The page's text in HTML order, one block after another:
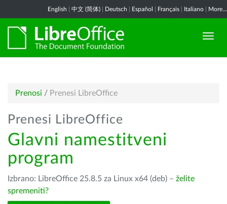
English 中文 (简体) Deutsch Español Français Italiano More...
Prenosi / Prenesi LibreOffice
Prenesi LibreOffice
Glavni namestitveni
program
Izbrano: LibreOffice 25.8.5 za Linux x64 (deb) – želite
spremeniti?